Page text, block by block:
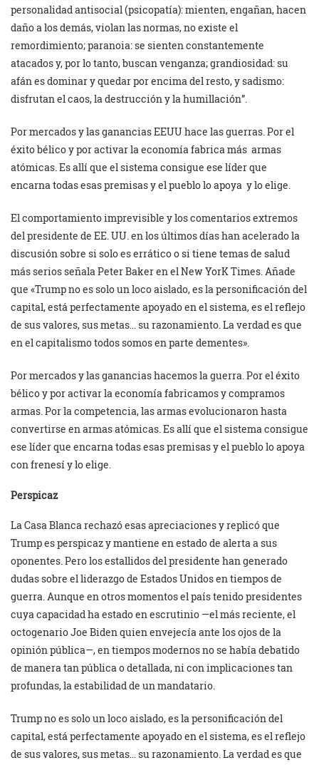
personalidad antisocial (psicopatía): mienten, engañan, hacen
daño a los demás, violan las normas, no existe el
remordimiento; paranoia: se sienten constantemente
atacados y, por lo tanto, buscan venganza; grandiosidad: su
afán es dominar y quedar por encima del resto, y sadismo:
disfrutan el caos, la destrucción y la humillación”.
Por mercados y las ganancias EEUU hace las guerras. Por el
éxito bélico y por activar la economía fabrica más armas
atómicas. Es allí que el sistema consigue ese líder que
encarna todas esas premisas y el pueblo lo apoya y lo elige.
El comportamiento imprevisible y los comentarios extremos
del presidente de EE. UU. en los últimos días han acelerado la
discusión sobre si solo es errático o si tiene temas de salud
más serios señala Peter Baker en el New YorK Times. Añade
que «Trump no es solo un loco aislado, es la personificación del
capital, está perfectamente apoyado en el sistema, es el reflejo
de sus valores, sus metas… su razonamiento. La verdad es que
en el capitalismo todos somos en parte dementes».
Por mercados y las ganancias hacemos la guerra. Por el éxito
bélico y por activar la economía fabricamos y compramos
armas. Por la competencia, las armas evolucionaron hasta
convertirse en armas atómicas. Es allí que el sistema consigue
ese líder que encarna todas esas premisas y el pueblo lo apoya
con frenesí y lo elige.
Perspicaz
La Casa Blanca rechazó esas apreciaciones y replicó que
Trump es perspicaz y mantiene en estado de alerta a sus
oponentes. Pero los estallidos del presidente han generado
dudas sobre el liderazgo de Estados Unidos en tiempos de
guerra. Aunque en otros momentos el país tenido presidentes
cuya capacidad ha estado en escrutinio —el más reciente, el
octogenario Joe Biden quien envejecía ante los ojos de la
opinión pública—, en tiempos modernos no se había debatido
de manera tan pública o detallada, ni con implicaciones tan
profundas, la estabilidad de un mandatario.
Trump no es solo un loco aislado, es la personificación del
capital, está perfectamente apoyado en el sistema, es el reflejo
de sus valores, sus metas… su razonamiento. La verdad es que